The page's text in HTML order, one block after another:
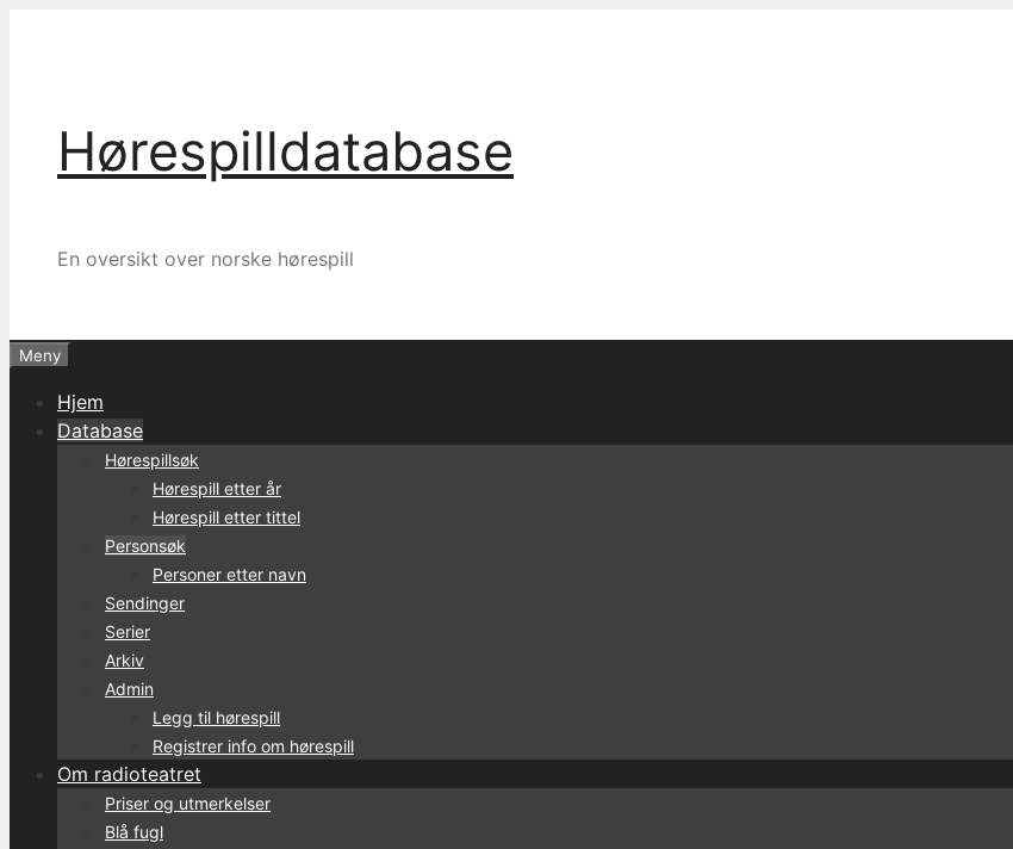
Hørespilldatabase
En oversikt over norske hørespill
Meny
Hjem
Database
Hørespillsøk
Hørespill etter år
Hørespill etter tittel
Personsøk
Personer etter navn
Sendinger
Serier
Arkiv
Admin
Legg til hørespill
Registrer info om hørespill
Om radioteatret
Priser og utmerkelser
Blå fugl